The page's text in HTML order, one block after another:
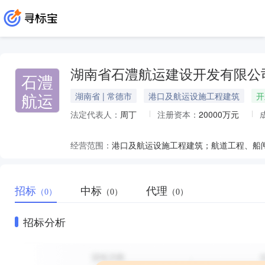
石澧
航运
湖南省石澧航运建设开发有限公
湖南省 | 常德市 港口及航运设施工程建筑
法定代表人： 周丁 注册资本： 20000万元
经营范围：
招标 （0） 中标 （0） 代理 （0）
招标分析